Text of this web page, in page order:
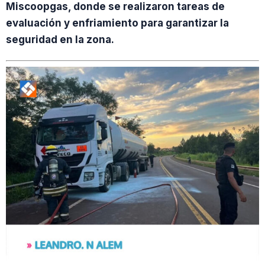
Miscoopgas, donde se realizaron tareas de
evaluación y enfriamiento para garantizar la
seguridad en la zona.